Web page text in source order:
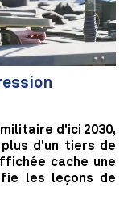
d'ici 2030,
d'un tiers de
cache une
les leçons de